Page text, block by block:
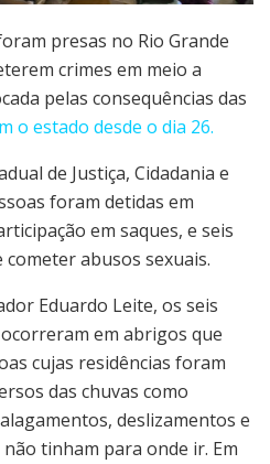
presas no Rio Grande
crimes em meio a
pelas consequências das
o estado desde o dia 26.
de Justiça, Cidadania e
foram detidas em
em saques, e seis
abusos sexuais.
Eduardo Leite, os seis
em abrigos que
cujas residências foram
das chuvas como
deslizamentos e
tinham para onde ir. Em